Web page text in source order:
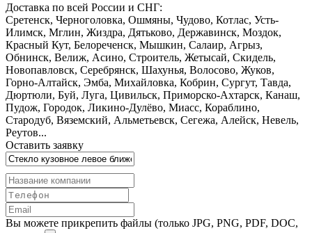
Доставка по всей России и СНГ:
Сретенск, Черноголовка, Ошмяны, Чудово, Котлас, Усть-
Илимск, Мглин, Жиздра, Дятьково, Державинск, Моздок,
Красный Кут, Белореченск, Мышкин, Салаир, Агрыз,
Обнинск, Велиж, Асино, Строитель, Жетысай, Скидель,
Новопавловск, Серебрянск, Шахунья, Волосово, Жуков,
Горно-Алтайск, Эмба, Михайловка, Кобрин, Сургут, Тавда,
Дюртюли, Буй, Луга, Цивильск, Приморско-Ахтарск, Канаш,
Пудож, Городок, Ликино-Дулёво, Миасс, Кораблино,
Стародуб, Вяземский, Альметьевск, Сегежа, Алейск, Невель,
Реутов...
Оставить заявку
Вы можете прикрепить файлы (только JPG, PNG, PDF, DOC,